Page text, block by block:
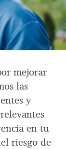
mejorar
las
y
en tu
riesgo de